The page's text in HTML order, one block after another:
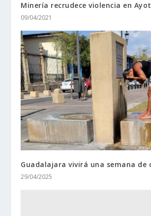
Minería recrudece violencia en
09/04/2021
Guadalajara vivirá una semana de
29/04/2025